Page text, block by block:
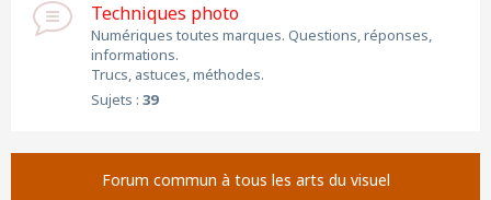
Techniques photo
Numériques toutes marques. Questions, réponses,
informations.
Trucs, astuces, méthodes.
Sujets : 39
Forum commun à tous les arts du visuel